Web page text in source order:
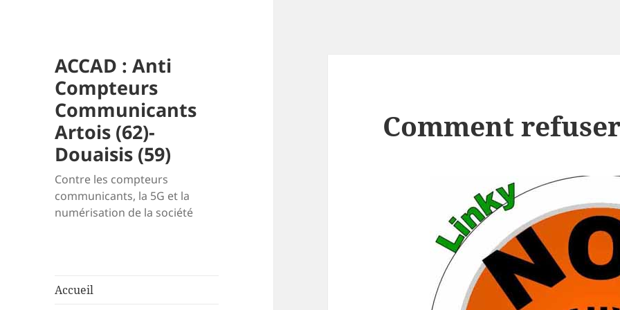
ACCAD : Anti
Compteurs
Communicants
Artois (62)-
Douaisis (59)
Contre les compteurs
communicants, la 5G et la
numérisation de la société
Accueil
Comment